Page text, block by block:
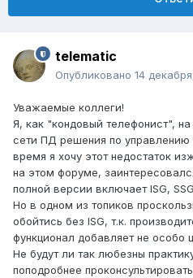
telematic
Опубликовано 14
Уважаемые коллеги!
Я, как "кондовый телефонист",
сети ПД решения по
время я хочу этот недостаток
на этом форуме,
полной версии включает ISG,
Но в одном из топиков
обойтись без ISG, т.к.
функционал добавляет не особо
Не будут ли так любезны
поподробнее